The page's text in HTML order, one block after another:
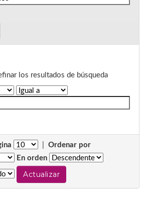
los resultados de búsqueda
Ordenar por
En orden